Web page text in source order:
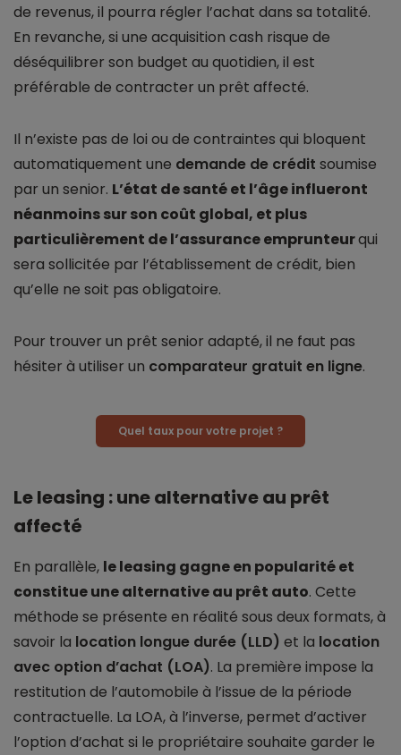
de revenus, il pourra régler l’achat dans sa totalité.
En revanche, si une acquisition cash risque de
déséquilibrer son budget au quotidien, il est
préférable de contracter un prêt affecté.
Il n’existe pas de loi ou de contraintes qui bloquent
automatiquement une demande de crédit soumise
par un senior. L’état de santé et l’âge influeront
néanmoins sur son coût global, et plus
particulièrement de l’assurance emprunteurqui
sera sollicitée par l’établissement de crédit, bien
qu’elle ne soit pas obligatoire.
Pour trouver un prêt senior adapté, il ne faut pas
hésiter à utiliser un comparateur gratuit en ligne.
Quel taux pour votre projet ?
Le leasing : une alternative au prêt
affecté
En parallèle, le leasing gagne en popularité et
constitue une alternative au prêt auto. Cette
méthode se présente en réalité sous deux formats, à
savoir la location longue durée (LLD) et la location
avec option d’achat (LOA). La première impose la
restitution de l’automobile à l’issue de la période
contractuelle. La LOA, à l’inverse, permet d’activer
l’option d’achat si le propriétaire souhaite garder le